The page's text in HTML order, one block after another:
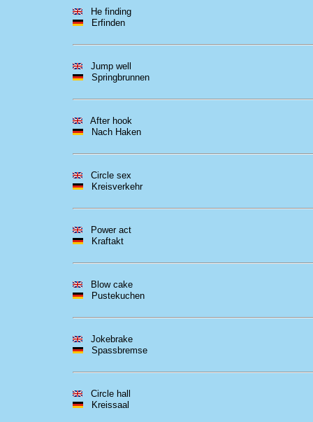
He finding
Erfinden
Jump well
Springbrunnen
After hook
Nach Haken
Circle sex
Kreisverkehr
Power act
Kraftakt
Blow cake
Pustekuchen
Jokebrake
Spassbremse
Circle hall
Kreissaal